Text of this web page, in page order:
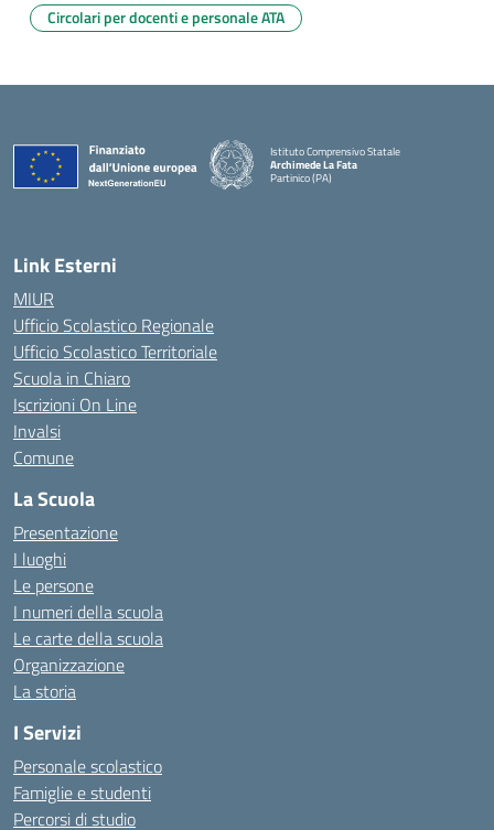
Circolari per docenti e personale ATA
Istituto Comprensivo Statale
Archimede La Fata
Partinico (PA)
Link Esterni
MIUR
Ufficio Scolastico Regionale
Ufficio Scolastico Territoriale
Scuola in Chiaro
Iscrizioni On Line
Invalsi
Comune
La Scuola
Presentazione
I luoghi
Le persone
I numeri della scuola
Le carte della scuola
Organizzazione
La storia
I Servizi
Personale scolastico
Famiglie e studenti
Percorsi di studio